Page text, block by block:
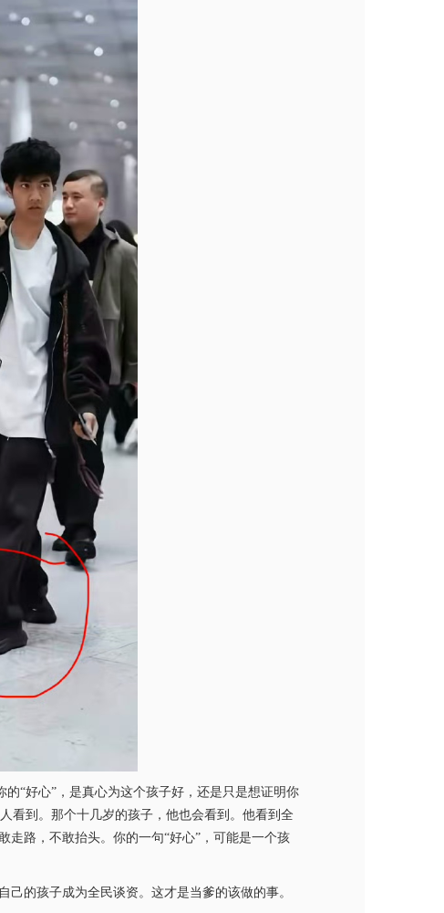
“好心”，是真心为这个孩子好，还是只是想证明你
看到。那个十几岁的孩子，他也会看到。他看到全
走路，不敢抬头。你的一句“好心”，可能是一个孩
的孩子成为全民谈资。这才是当爹的该做的事。